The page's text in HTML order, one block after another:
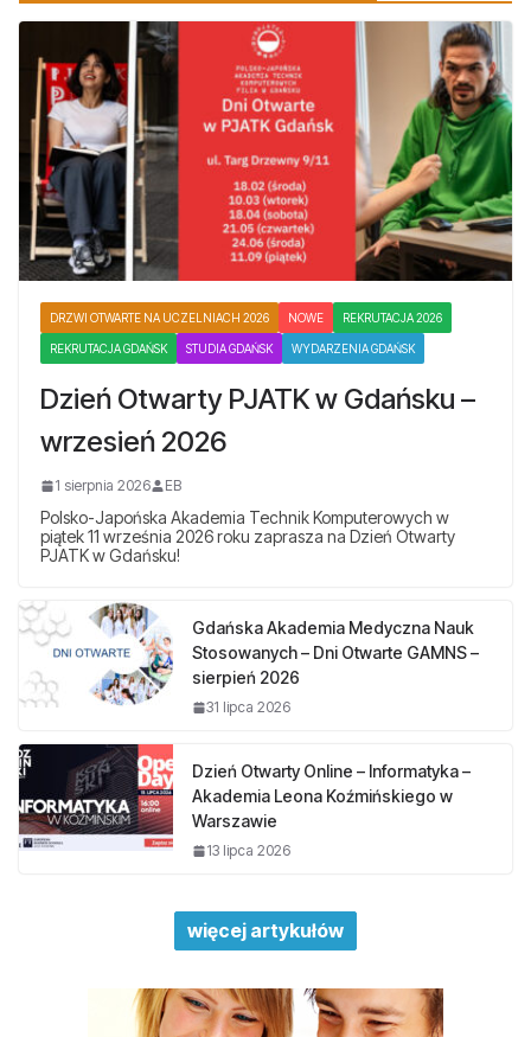
DRZWI OTWARTE NA UCZELNIACH 2026 NOWE REKRUTACJA 2026
REKRUTACJA GDAŃSK STUDIA GDAŃSK WYDARZENIA GDAŃSK
Dzień Otwarty PJATK w Gdańsku –
wrzesień 2026
1 sierpnia 2026 EB
Polsko-Japońska Akademia Technik Komputerowych w
piątek 11 września 2026 roku zaprasza na Dzień Otwarty
PJATK w Gdańsku!
Gdańska Akademia Medyczna Nauk
Stosowanych – Dni Otwarte GAMNS –
sierpień 2026
31 lipca 2026
Dzień Otwarty Online – Informatyka –
Akademia Leona Koźmińskiego w
Warszawie
13 lipca 2026
więcej artykułów